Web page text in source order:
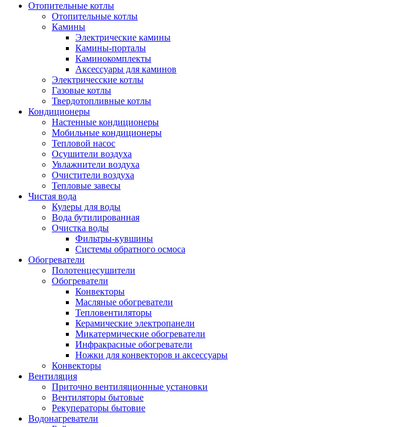
Отопительные котлы
Отопительные котлы
Камины
Электрические камины
Камины-порталы
Каминокомплекты
Аксессуары для каминов
Электричесские котлы
Газовые котлы
Твердотопливные котлы
Кондиционеры
Настенные кондиционеры
Мобильные кондиционеры
Тепловой насос
Осушители воздуха
Увлажнители воздуха
Очистители воздуха
Тепловые завесы
Чистая вода
Кулеры для воды
Вода бутилированная
Очистка воды
Фильтры-кувшины
Системы обратного осмоса
Обогреватели
Полотенцесушители
Обогреватели
Конвекторы
Масляные обогреватели
Тепловентиляторы
Керамические электропанели
Микатермические обогреватели
Инфракрасные обогреватели
Ножки для конвекторов и аксессуары
Конвекторы
Вентиляция
Приточно вентиляционные установки
Вентиляторы бытовые
Рекуператоры бытовие
Водонагреватели